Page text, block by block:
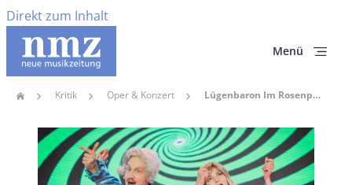
Direkt zum Inhalt
Menü
Home Kritik Oper & Konzert Lügenbaron Im Rosenparadies: Ein „Münchhausen“-MusiKal Fürs Mansfelder Land
Hauptbild